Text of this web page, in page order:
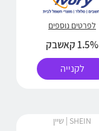
לפרטים נוספים
1.5% קאשבק
לקנייה
SHEIN | שיין